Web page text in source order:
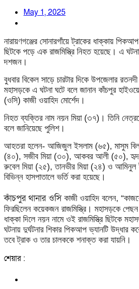
May 1, 2025
নারায়ণগঞ্জের সোনারগাঁয়ে ট্রাকের ধাক্কায়
ছিটকে পড়ে এক রাজমিস্ত্রি নিহত হয়েছে। এ
দশজন।
বুধবার বিকেল সাড়ে চারটার দিকে উপজেলার রতনদী
মহাসড়কে এ ঘটনা ঘটে বলে জানান কাঁচপুর হাইওয়ে
(ওসি) কাজী ওয়াহিদ মোর্শেদ।
নিহত ব্যক্তির নাম নয়ন মিয়া (৩৭)। তিনি
বলে জানিয়েছে পুলিশ।
আহতরা হলেন- আজিজুল ইসলাম (৬৫), মাসুম
(৪০), সজীব মিয়া (৩০), আকবর আলী (৫০),
রুবেল মিয়া (২৫), তানভীর মিয়া (২৪) ও
বিভিন্ন হাসপাতালে ভর্তি করা হয়েছে।
কাঁচপুর থানার ওসিকাজী ওয়াহিদ বলেন,
ফিরছিলেন কয়েকজন রাজমিস্ত্রি। মহাসড়কে
ধাক্কা দিলে নয়ন নামে ওই রাজমিস্ত্রি ছিটকে
ঘটনায় দুর্ঘটনার শিকার পিকআপ ভ্যানটি উদ্ধার
তবে ট্রাক ও তার চালককে শনাক্ত করা যায়নি।
শেয়ার :